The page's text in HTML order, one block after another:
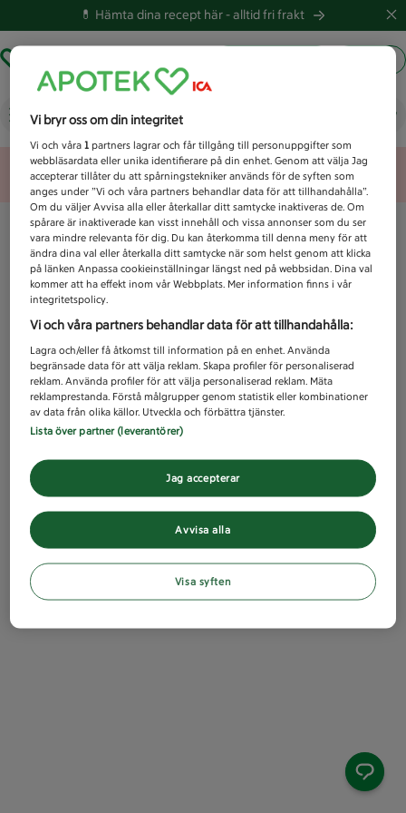
💊 Hämta dina recept här -alltid fri frakt
Vad letar du efter idag?
Unknown error
Vi bryr oss om din integritet
Vi och våra1 partners lagrar och får tillgång till personuppgifter som
webbläsardata eller unika identifierare på din enhet. Genom att välja Jag
accepterar tillåter du att spårningstekniker används för de syften som
anges under ”Vi och våra partners behandlar data för att tillhandahålla”.
Om du väljer Avvisa alla eller återkallar ditt samtycke inaktiveras de. Om
spårare är inaktiverade kan visst innehåll och vissa annonser som du ser
vara mindre relevanta för dig. Du kan återkomma till denna meny för att
ändra dina val eller återkalla ditt samtycke när som helst genom att klicka
på länken Anpassa cookieinställningar längst ned på webbsidan. Dina val
kommer att ha effekt inom vår Webbplats. Mer information finns i vår
integritetspolicy.
Vi och våra partners behandlar data för att tillhandahålla:
Lagra och/eller få åtkomst till information på en enhet. Använda
begränsade data för att välja reklam. Skapa profiler för personaliserad
reklam. Använda profiler för att välja personaliserad reklam. Mäta
reklamprestanda. Förstå målgrupper genom statistik eller kombinationer
av data från olika källor. Utveckla och förbättra tjänster.
Lista över partner (leverantörer)
Avvisa alla
Jag accepterar
Visa syften